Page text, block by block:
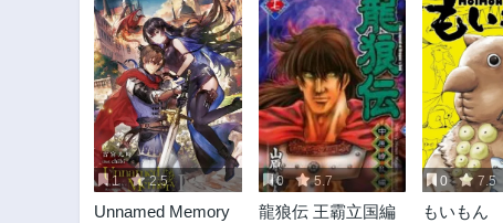
1 2.5
Unnamed Memory
0 5.7
龍狼伝 王霸立国編
0 7.5
もいもん